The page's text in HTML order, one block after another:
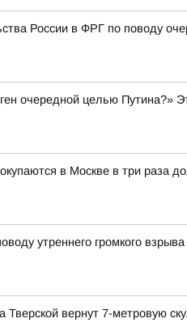
России в ФРГ по поводу
очередной целью Путина?»
в Москве в три раза
утреннего громкого
вернут 7-метровую